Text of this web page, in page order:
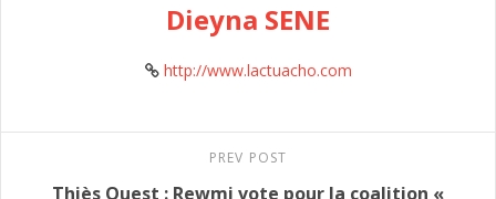
Dieyna SENE
http://www.lactuacho.com
PREV POST
Thiès Ouest : Rewmi vote pour la coalition «